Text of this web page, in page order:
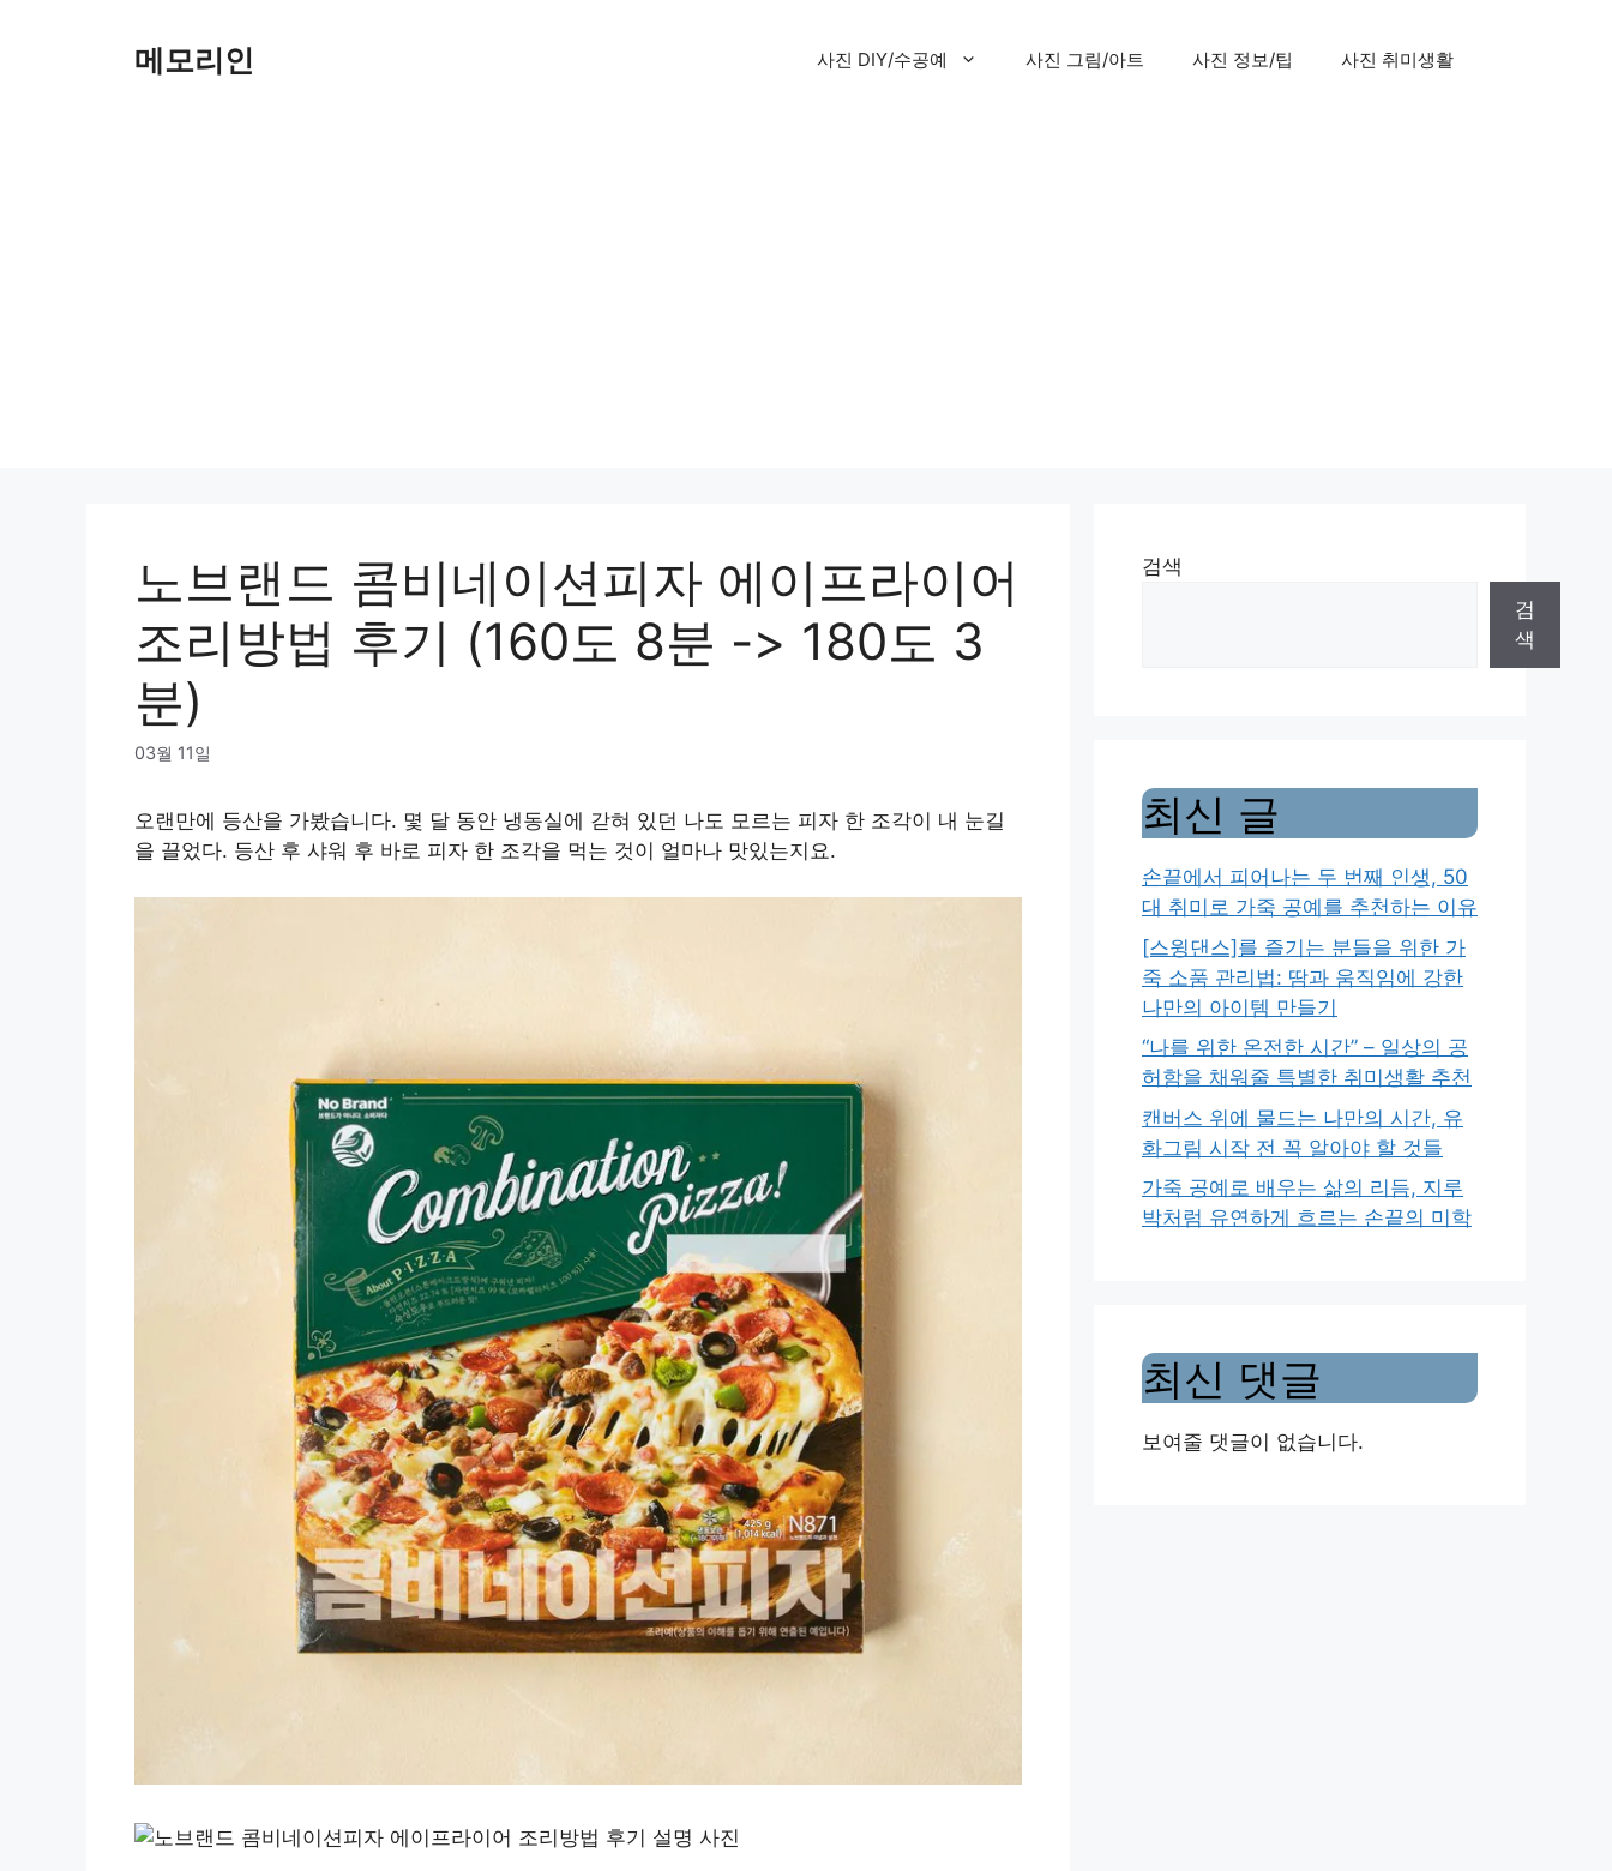
메모리인 사진 DIY/수공예 사진 그림/아트 사진 정보/팁 사진 취미생활
노브랜드 콤비네이션피자 에이프라이어
조리방법 후기 (160도 8분 -> 180도 3
분)
03월 11일
오랜만에 등산을 가봤습니다. 몇 달 동안 냉동실에 갇혀 있던 나도 모르는 피자 한 조각이 내 눈길
을 끌었다. 등산 후 샤워 후 바로 피자 한 조각을 먹는 것이 얼마나 맛있는지요.
검색
검
색
최신 글
손끝에서 피어나는 두 번째 인생, 50
대 취미로 가죽 공예를 추천하는 이유
[스윙댄스]를 즐기는 분들을 위한 가
죽 소품 관리법: 땀과 움직임에 강한
나만의 아이템 만들기
“나를 위한 온전한 시간” – 일상의 공
허함을 채워줄 특별한 취미생활 추천
캔버스 위에 물드는 나만의 시간, 유
화그림 시작 전 꼭 알아야 할 것들
가죽 공예로 배우는 삶의 리듬, 지루
박처럼 유연하게 흐르는 손끝의 미학
최신 댓글
보여줄 댓글이 없습니다.